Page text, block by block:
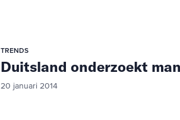
TRENDS
Duitsland onderzoekt
20 januari 2014